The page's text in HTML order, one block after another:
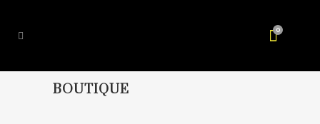
0
BOUTIQUE